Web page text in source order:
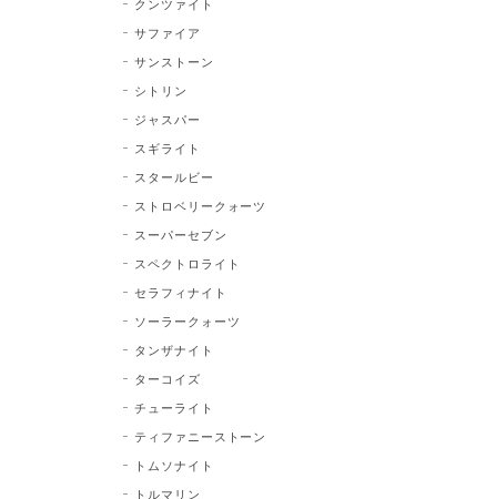
クンツァイト
サファイア
サンストーン
シトリン
ジャスパー
スギライト
スタールビー
ストロベリークォーツ
スーパーセブン
スペクトロライト
セラフィナイト
ソーラークォーツ
タンザナイト
ターコイズ
チューライト
ティファニーストーン
トムソナイト
トルマリン